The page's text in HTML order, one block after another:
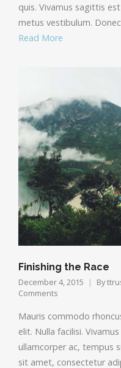
quis. Vivamus sagittis
metus vestibulum.
Read More
Finishing the Race
December 4, 2015 By
Comments
Mauris commodo
elit. Nulla facilisi.
ullamcorper ac, tempus
sit amet, consectetur